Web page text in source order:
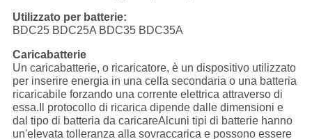
Utilizzato per batterie:
BDC25 BDC25A BDC35 BDC35A
Caricabatterie
Un caricabatterie, o ricaricatore, è un dispositivo utilizzato
per inserire energia in una cella secondaria o una batteria
ricaricabile forzando una corrente elettrica attraverso di
essa.Il protocollo di ricarica dipende dalle dimensioni e
dal tipo di batteria da caricareAlcuni tipi di batterie hanno
un'elevata tolleranza alla sovraccarica e possono essere